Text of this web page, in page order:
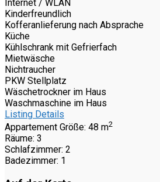
Internet / WLAN
Kinderfreundlich
Kofferanlieferung nach Absprache
Küche
Kühlschrank mit Gefrierfach
Mietwäsche
Nichtraucher
PKW Stellplatz
Wäschetrockner im Haus
Waschmaschine im Haus
Listing Details
Appartement Größe: 48 m2
Räume: 3
Schlafzimmer: 2
Badezimmer: 1